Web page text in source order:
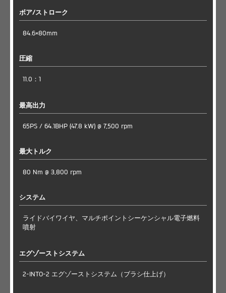
ボア/ストローク
84.6×80mm
圧縮
11.0：1
最高出力
65PS / 64.1BHP (47.8 kW) @ 7,500 rpm
最大トルク
80 Nm @ 3,800 rpm
システム
ライドバイワイヤ、マルチポイントシーケンシャル電子燃料
噴射
エグゾーストシステム
2-INTO-2 エグゾーストシステム（ブラシ仕上げ）